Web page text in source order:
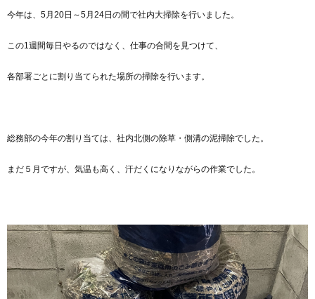
今年は、5月20日～5月24日の間で社内大掃除を行いました。
この1週間毎日やるのではなく、仕事の合間を見つけて、
各部署ごとに割り当てられた場所の掃除を行います。
総務部の今年の割り当ては、社内北側の除草・側溝の泥掃除でした。
まだ５月ですが、気温も高く、汗だくになりながらの作業でした。